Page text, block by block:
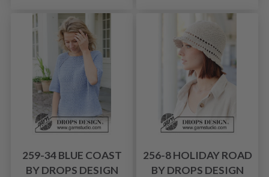
259-34 BLUE COAST
BY DROPS DESIGN
256-8 HOLIDAY ROAD
BY DROPS DESIGN